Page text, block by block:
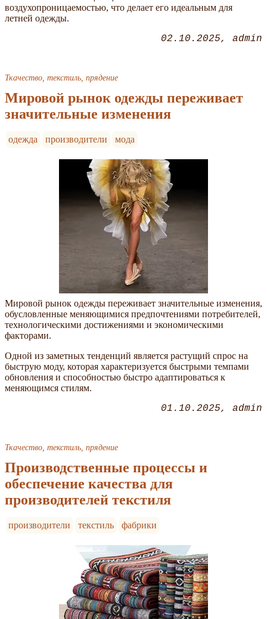
воздухопроницаемостью, что делает его идеальным для
летней одежды.
02.10.2025 admin
Ткачество, текстиль, прядение
Мировой рынок одежды переживает
значительные изменения
одежда производители мода
Мировой рынок одежды переживает значительные изменения,
обусловленные меняющимися предпочтениями потребителей,
технологическими достижениями и экономическими
факторами.
Одной из заметных тенденций является растущий спрос на
быструю моду, которая характеризуется быстрыми темпами
обновления и способностью быстро адаптироваться к
меняющимся стилям.
01.10.2025 admin
Ткачество, текстиль, прядение
Производственные процессы и
обеспечение качества для
производителей текстиля
производители текстиль фабрики